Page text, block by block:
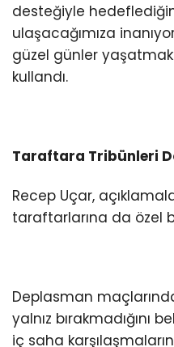
desteğiyle
ulaşacağımıza
güzel günler
kullandı.
Taraftara Tribünleri
Recep Uçar,
taraftarlarına da özel
Deplasman
yalnız bırakmadığını
iç saha